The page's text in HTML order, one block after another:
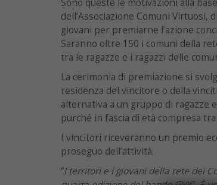
dell’Associazione Comuni Virtuosi,
giovani per premiarne l’azione
Saranno oltre 150 i comuni della
tra le ragazze e i ragazzi delle
La cerimonia di premiazione si
residenza del vincitore o della
alternativa a un gruppo di ragazze
purché in fascia di età compresa
I vincitori riceveranno un premio
proseguo dell’attività.
“I territori e i giovani della rete dei